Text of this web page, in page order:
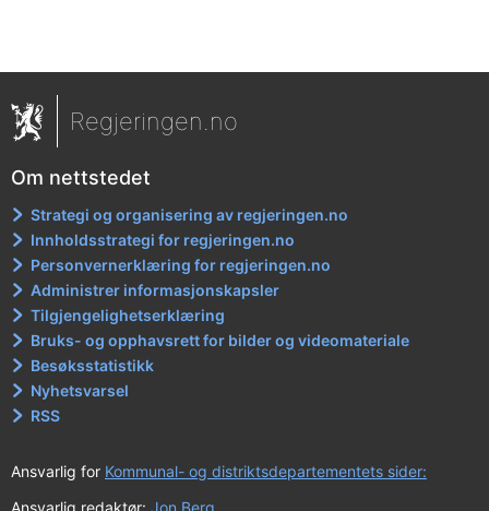
Regjeringen.no
Om nettstedet
Strategi og organisering av regjeringen.no
Innholdsstrategi for regjeringen.no
Personvernerklæring for regjeringen.no
Administrer informasjonskapsler
Tilgjengelighetserklæring
Bruks- og opphavsrett for bilder og videomateriale
Besøksstatistikk
Nyhetsvarsel
RSS
Ansvarlig for Kommunal- og distriktsdepartementets sider:
Ansvarlig redaktør: Jon Berg